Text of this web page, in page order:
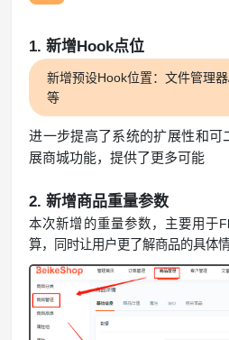
1. 新增Hook点位
新增预设Hook位置：文件管理
等
进一步提高了系统的扩展性和可
展商城功能，提供了更多可能
2.新增商品重量参数
本次新增的重量参数，主要用于
算，同时让用户更了解商品的具体